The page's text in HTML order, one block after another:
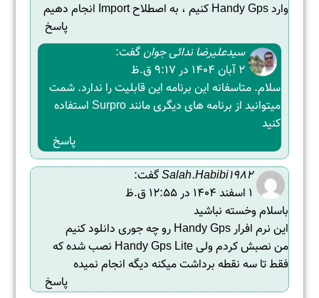
وارد Handy Gps کنیم ، به اصطلاح Import انجام دهیم
پاسخ
سیدعلیرضا ندائی جوانگفت:
2 آبان 1404 در 9:17 ق.ظ
سلام. متاسفانه این برنامه این قابلیت را ندارد. شمت
میتوانید از برنامه های دیگری مانند Surpro استفاده
کنید
پاسخ
Salah.habibi1982گفت:
1 اسفند 1404 در 12:55 ق.ظ
باسلام وخسته نباشید
این نرم افرار Handy Gps رو چه جوری دانلود کنیم
من نصبش کردم ولی Handy Gps Lite نصب شده که
فقط تا سه نقطه برداشت میکنه دیگه انجام نمیده
پاسخ